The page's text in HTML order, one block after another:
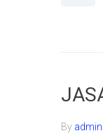
By